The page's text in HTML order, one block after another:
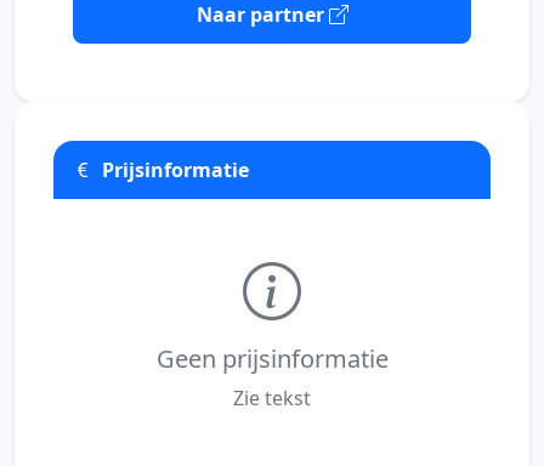
Naar partner
Prijsinformatie
Geen prijsinformatie
Zie tekst